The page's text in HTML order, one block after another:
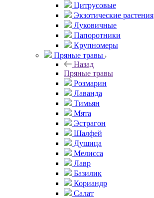
Цитрусовые
Экзотические растения
Луковичные
Папоротники
Крупномеры
Пряные травы
Назад
Пряные травы
Розмарин
Лаванда
Тимьян
Мята
Эстрагон
Шалфей
Душица
Мелисса
Лавр
Базилик
Кориандр
Салат